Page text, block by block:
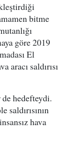
bitme
göre 2019
El
aracı saldırısı
hedefteydi.
saldırısının
hava